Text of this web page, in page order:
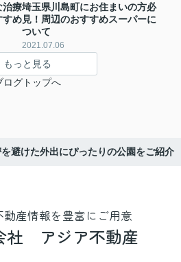
治療
すめ
埼玉県川島町にお住まいの方必
見！周辺のおすすめスーパーに
ついて
2021.07.06
もっと見る
ログトップへ
避けた外出にぴったりの公園をご紹介
動産情報を豊富にご用意
社 アジア不動産